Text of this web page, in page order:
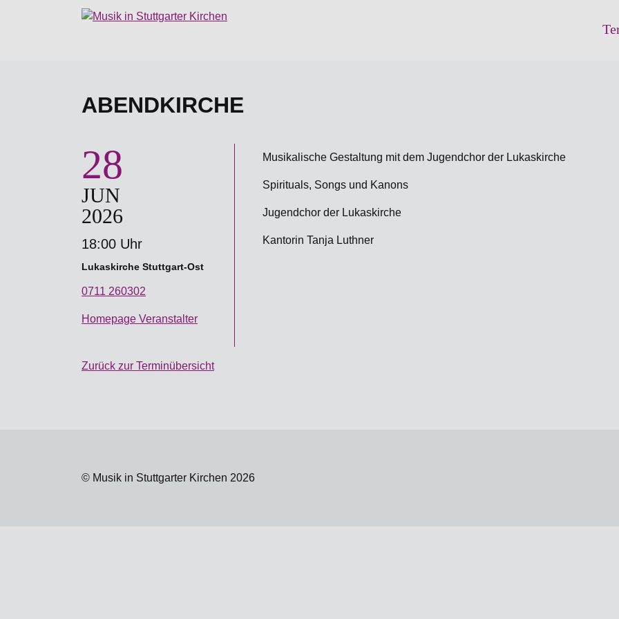
ABENDKIRCHE
28
JUN
2026
18:00 Uhr
Lukaskirche Stuttgart-Ost
0711 260302
Homepage Veranstalter
Musikalische Gestaltung mit dem Jugendchor der Lukaskirche
Spirituals, Songs und Kanons
Jugendchor der Lukaskirche
Kantorin Tanja Luthner
Zurück zur Terminübersicht
© Musik in Stuttgarter Kirchen 2026